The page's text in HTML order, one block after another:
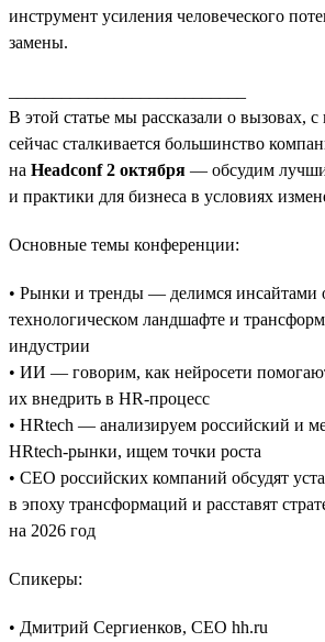
инструмент усиления человеческого
замены.
В этой статье мы рассказали о вызовах,
сейчас сталкивается большинство
на Headconf 2 октября — обсудим
и практики для бизнеса в условиях
Основные темы конференции:
• Рынки и тренды — делимся инсайтами
технологическом ландшафте и
индустрии
• ИИ — говорим, как нейросети
их внедрить в HR-процесс
• HRtech — анализируем российский и
HRtech-рынки, ищем точки роста
• CEO российских компаний обсудят
в эпоху трансформаций и расставят
на 2026 год
Спикеры:
• Дмитрий Сергиенков, CEO hh.ru